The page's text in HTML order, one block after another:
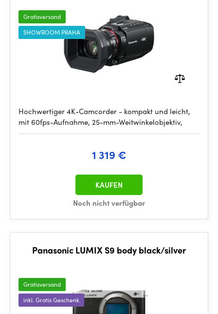
Gratisversand
SHOWROOM PRAHA
Hochwertiger 4K-Camcorder - kompakt und leicht,
mit 60fps-Aufnahme, 25-mm-Weitwinkelobjektiv,
1 319 €
Noch nicht verfügbar
KAUFEN
Panasonic LUMIX S9 body black/silver
Gratisversand
inkl. Gratis Geschenk